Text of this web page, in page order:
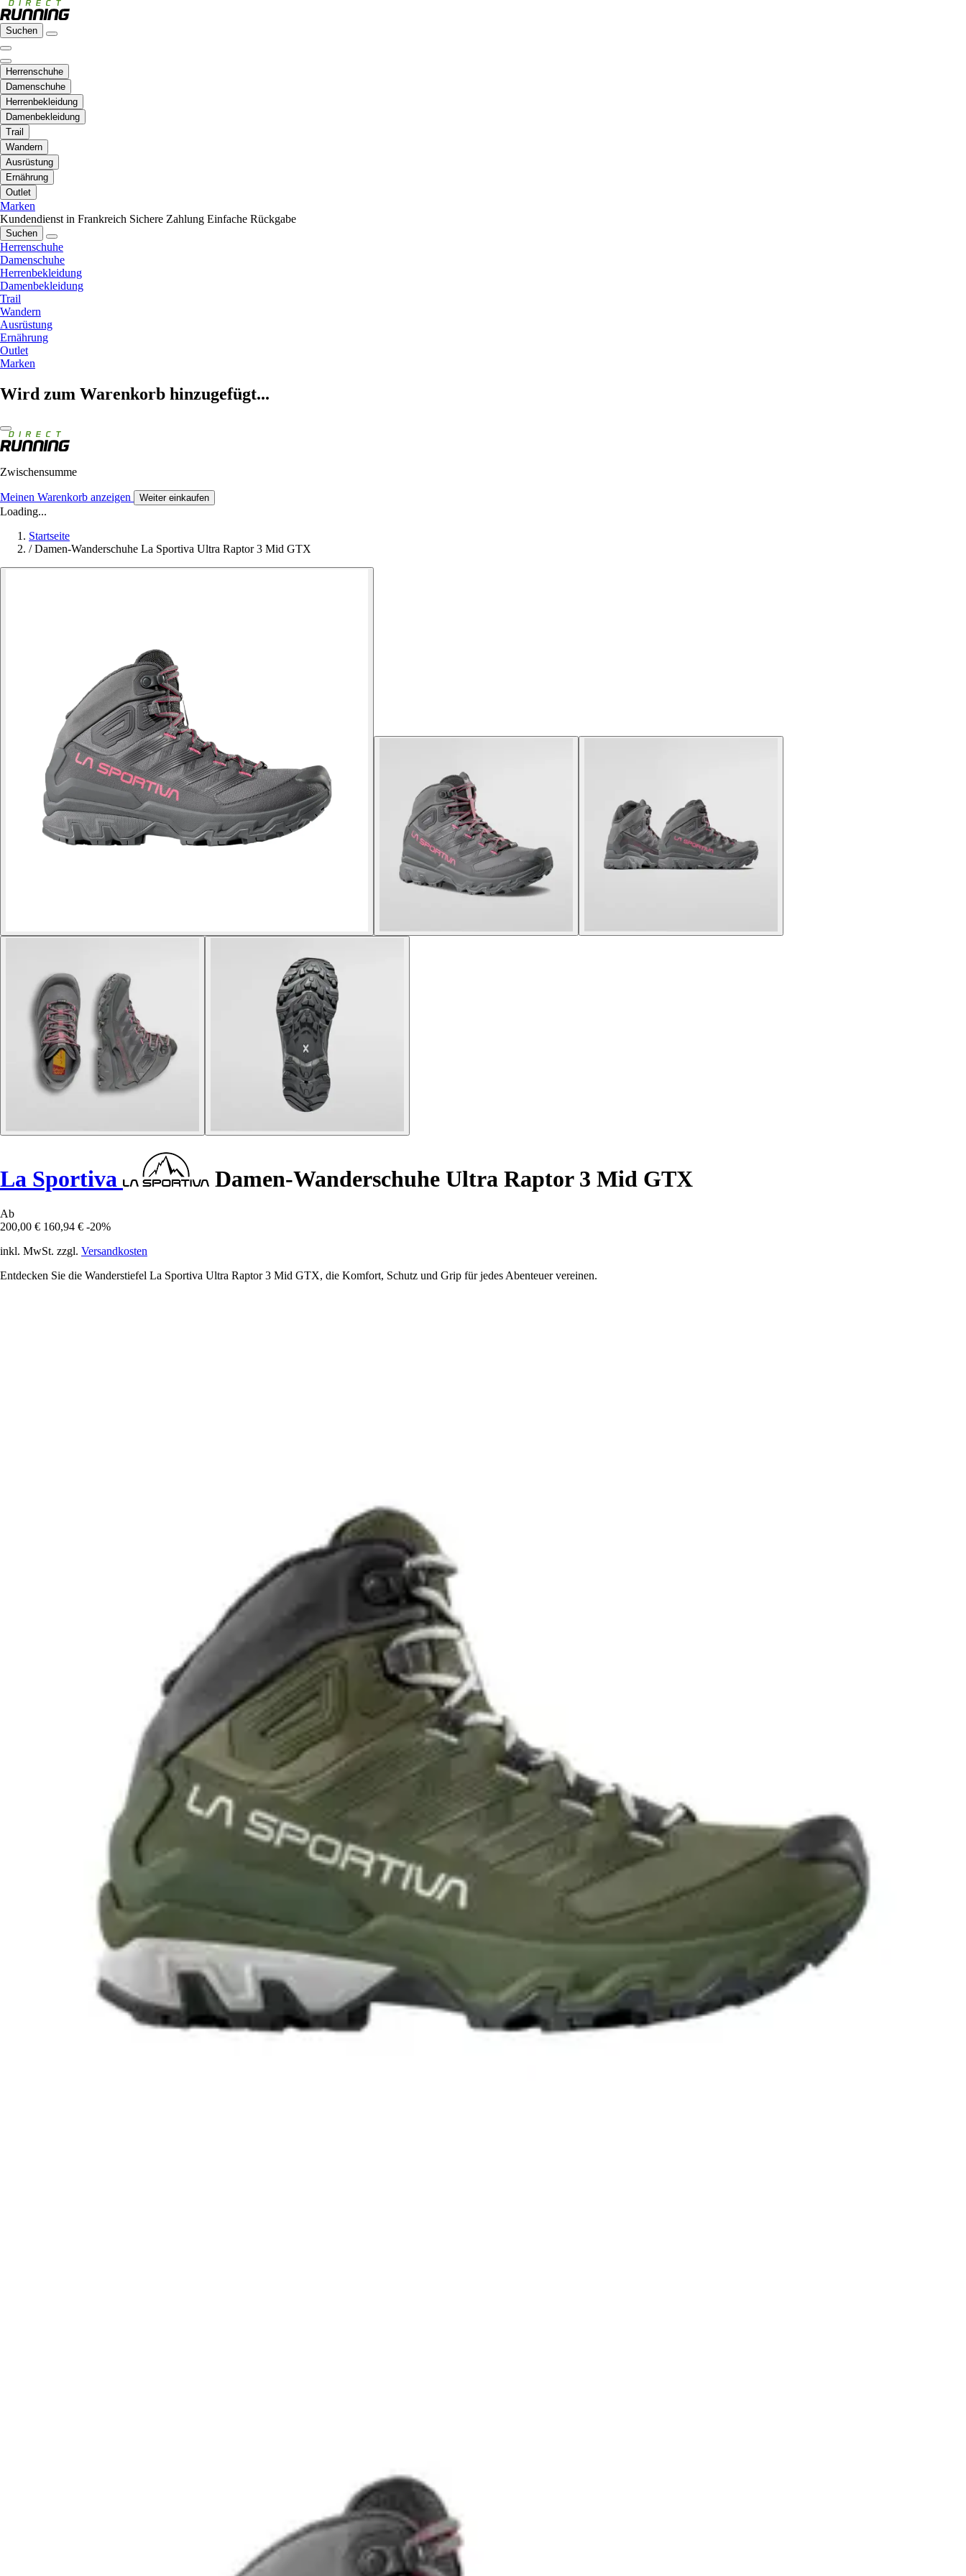
Suchen
Herrenschuhe
Damenschuhe
Herrenbekleidung
Damenbekleidung
Trail
Wandern
Ausrüstung
Ernährung
Outlet
Marken
Kundendienst in Frankreich Sichere Zahlung Einfache Rückgabe
Suchen
Herrenschuhe
Damenschuhe
Herrenbekleidung
Damenbekleidung
Trail
Wandern
Ausrüstung
Ernährung
Outlet
Marken
Wird zum Warenkorb hinzugefügt...
Zwischensumme
Meinen Warenkorb anzeigen Weiter einkaufen
Loading...
Startseite
/ Damen-Wanderschuhe La Sportiva Ultra Raptor 3 Mid GTX
La Sportiva Damen-Wanderschuhe Ultra Raptor 3 Mid GTX
Ab
200,00 € 160,94 € -20%
inkl. MwSt. zzgl. Versandkosten
Entdecken Sie die Wanderstiefel La Sportiva Ultra Raptor 3 Mid GTX, die Komfort, Schutz und Grip für jedes Abenteuer vereinen.